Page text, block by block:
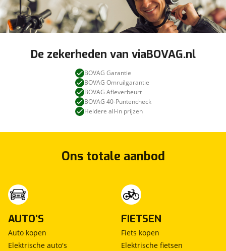
De zekerheden van viaBOVAG.nl
BOVAG Garantie
BOVAG Omruilgarantie
BOVAG Afleverbeurt
BOVAG 40-Puntencheck
Heldere all-in prijzen
Ons totale aanbod
AUTO'S
Auto kopen
Elektrische auto's
FIETSEN
Fiets kopen
Elektrische fietsen